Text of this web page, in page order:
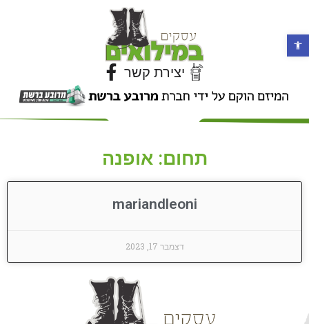
פתח סרגל נגישות
יצירת קשר
תחום: אופנה
mariandleoni
דצמבר 17, 2023